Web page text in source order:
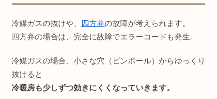
冷媒ガスの抜けや、 四方弁の故障が考えられます。
四方弁の場合は、完全に故障でエラーコードも発生。
冷媒ガスの場合、小さな穴（ピンポール）からゆっくり
抜けると
冷暖房も少しずつ効きにくくなっていきます。